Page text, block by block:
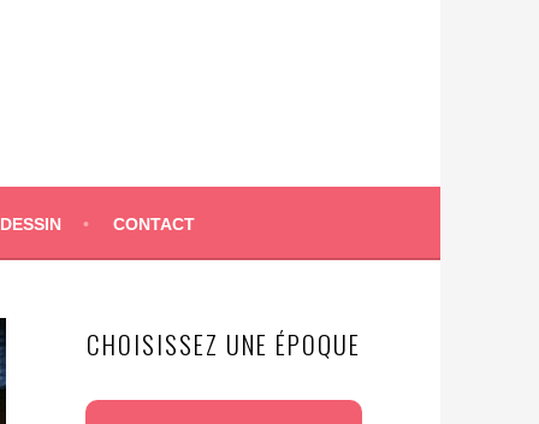
CONTACT
CHOISISSEZ UNE ÉPOQUE